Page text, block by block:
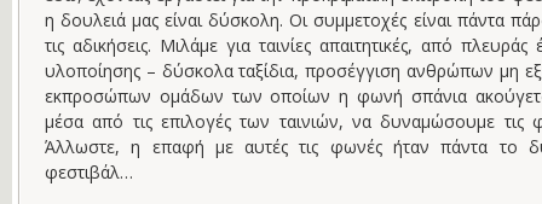
η δουλειά μας είναι δύσκολη. Οι συμμετοχές είναι πάντα
τις αδικήσεις. Μιλάμε για ταινίες απαιτητικές, από
υλοποίησης – δύσκολα ταξίδια, προσέγγιση ανθρώπων μη
εκπροσώπων ομάδων των οποίων η φωνή σπάνια
μέσα από τις επιλογές των ταινιών, να δυναμώσουμε
Άλλωστε, η επαφή με αυτές τις φωνές ήταν πάντα το
φεστιβάλ…